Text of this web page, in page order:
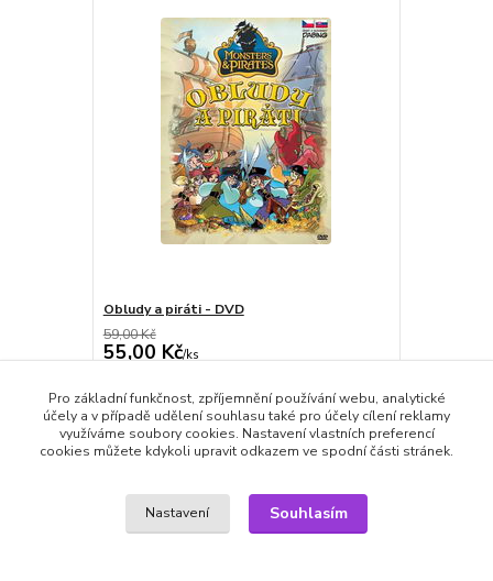
Obludy a piráti - DVD
59,00 Kč
55,00 Kč/ks
Přidat do košíku
Zboží zařazeno v kategoriích
Pro základní funkčnost, zpříjemnění používání webu, analytické
účely a v případě udělení souhlasu také pro účely cílení reklamy
využíváme soubory cookies. Nastavení vlastních preferencí
cookies můžete kdykoli upravit odkazem ve spodní části stránek.
Nastavení Souhlasím